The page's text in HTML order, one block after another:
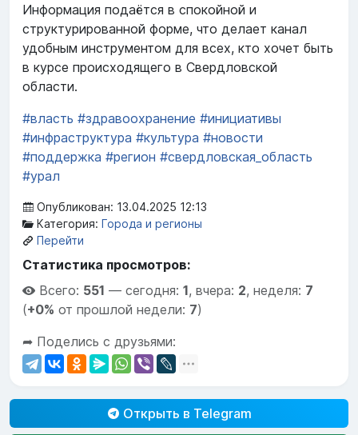
Информация подаётся в спокойной и
структурированной форме, что делает канал
удобным инструментом для всех, кто хочет быть
в курсе происходящего в Свердловской
области.
#власть #здравоохранение #инициативы
#инфраструктура #культура #новости
#поддержка #регион #свердловская_область
#урал
Опубликован: 13.04.2025 12:13
Категория: Города и регионы
Перейти
Статистика просмотров:
Всего: 551 — сегодня: 1, вчера: 2, неделя: 7
(+0% от прошлой недели: 7)
➦ Поделись с друзьями:
Открыть в Telegram